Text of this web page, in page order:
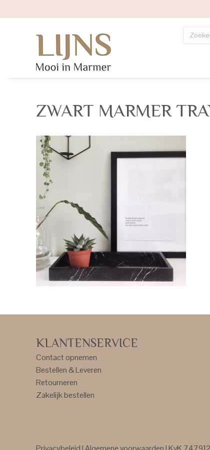
ZWART MARMER
KLANTENSERVICE
Contact opnemen
Bestellen & Leveren
Retourneren
Zakelijk bestellen